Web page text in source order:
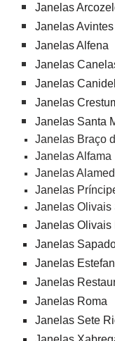
Janelas
Janelas Avintes
Janelas Alfena
Janelas
Janelas
Janelas
Janelas Santa
Janelas Braço
Janelas Alfama
Janelas
Janelas
Janelas Olivais
Janelas Olivais
Janelas
Janelas
Janelas
Janelas Roma
Janelas Sete